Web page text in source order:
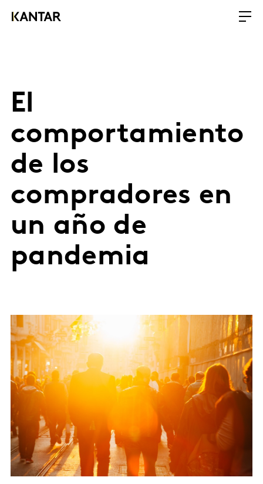
El
comportamiento
de los
compradores en
un año de
pandemia